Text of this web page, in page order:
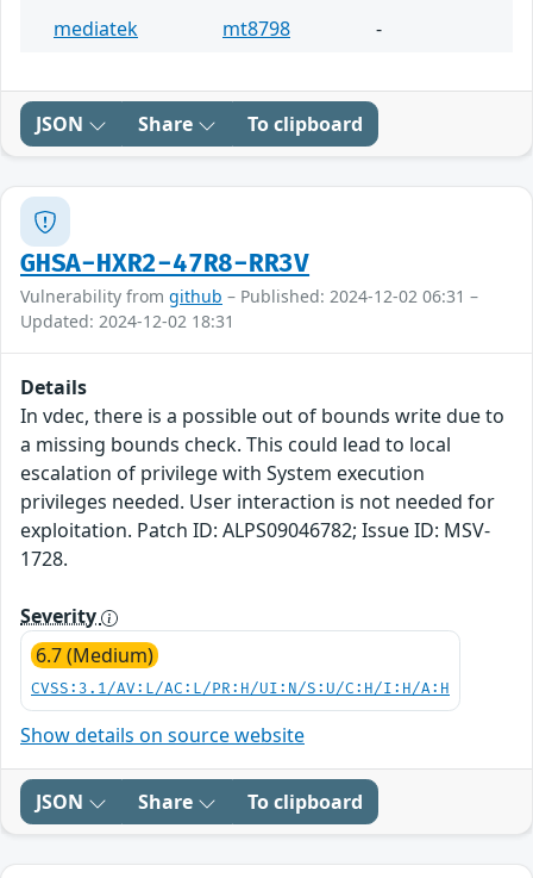
mediatek
mt8798 -
JSON Share To clipboard
GHSA-HXR2-47R8-RR3V
Vulnerability from github – Published: 2024-12-02 06:31 –
Updated: 2024-12-02 18:31
Details
In vdec, there is a possible out of bounds write due to
a missing bounds check. This could lead to local
escalation of privilege with System execution
privileges needed. User interaction is not needed for
exploitation. Patch ID: ALPS09046782; Issue ID: MSV-
1728.
Severity
6.7 (Medium)
CVSS:3.1/AV:L/AC:L/PR:H/UI:N/S:U/C:H/I:H/A:H
Show details on source website
JSON Share To clipboard